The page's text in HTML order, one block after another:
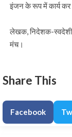
इंजन के रूप में कार्य
लेखक, निदेशक-स्वदेशी
मंच।
Share This
Facebook